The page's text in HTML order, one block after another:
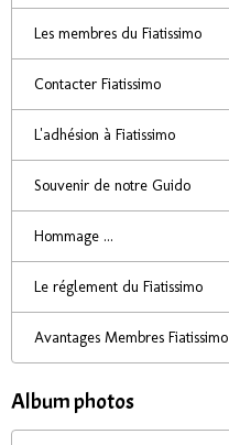
Les membres du Fiatissimo
Contacter Fiatissimo
L'adhésion à Fiatissimo
Souvenir de notre Guido
Hommage ...
Le réglement du Fiatissimo
Avantages Membres Fiatissimo
Album photos